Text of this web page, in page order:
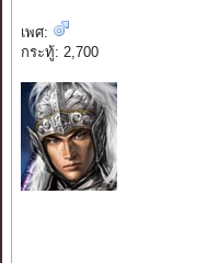
เพศ:
กระทู้: 2,700